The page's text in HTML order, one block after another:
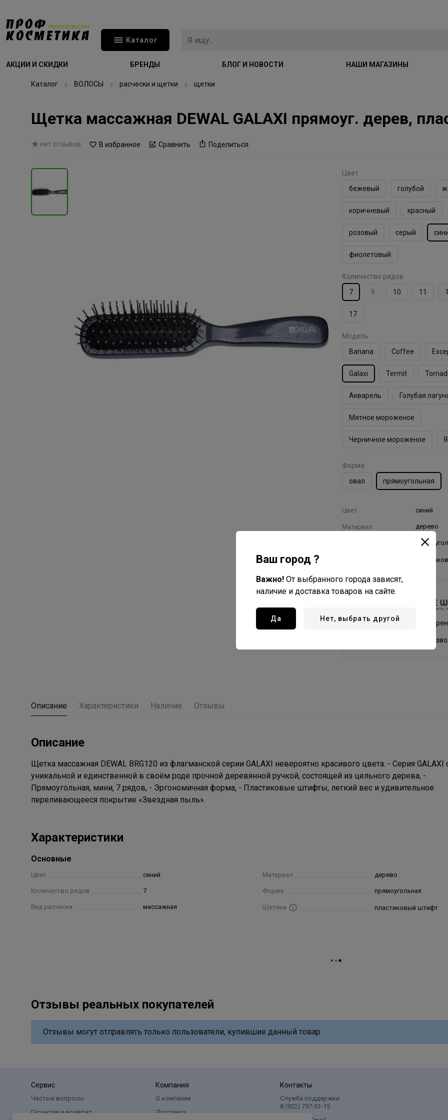
Каталог
АКЦИИ И СКИДКИ БРЕНДЫ БЛОГ И НОВОСТИ НАШИ МАГАЗИНЫ
Каталог ВОЛОСЫ расчески и щетки щетки
Щетка массажная DEWAL GALAXI прямоуг. дерев,
нет отзывов В избранное Сравнить Поделиться
Цвет
бежевый
голубой
коричневый красный
розовый серый
фиолетовый
Количество рядов
7
9 10 11
17
Модель
Banana
Coffee
Galaxi Termit
Акварель Голубая
Мятное мороженое
Черничное мороженое
Форма
овал
прямоугольная
Цвет синий
Материал дерево
Германия - страна
Китай - страна
Описание Характеристики Наличие Отзывы
Описание
Щетка массажная DEWAL BRG120 из флагманской серии GALAXI невероятно красивого цвета. - Серия GALAXI
уникальной и единственной в своём роде прочной деревянной ручкой, состоящей из цельного дерева, -
Прямоугольная, мини, 7 рядов, - Эргономичная форма, - Пластиковые штифты, легкий вес и удивительное
переливающееся покрытие «Звездная пыль».
Характеристики
Основные
Цвет синий
Количество рядов 7
Вид расчески массажная
Материал дерево
Форма прямоугольная
Щетина пластиковый штифт
Отзывы реальных покупателей
Отзывы могут отправлять только пользователи, купившие данный товар
Сервис
Частые вопросы
Гарантия и возврат
Компания
О компании
Доставка
Контакты
Служба поддержки
8 (922) 797‑51-15
Ваш город ?
Важно! От выбранного города зависят,
наличие и доставка товаров на сайте.
Да Нет, выбрать другой